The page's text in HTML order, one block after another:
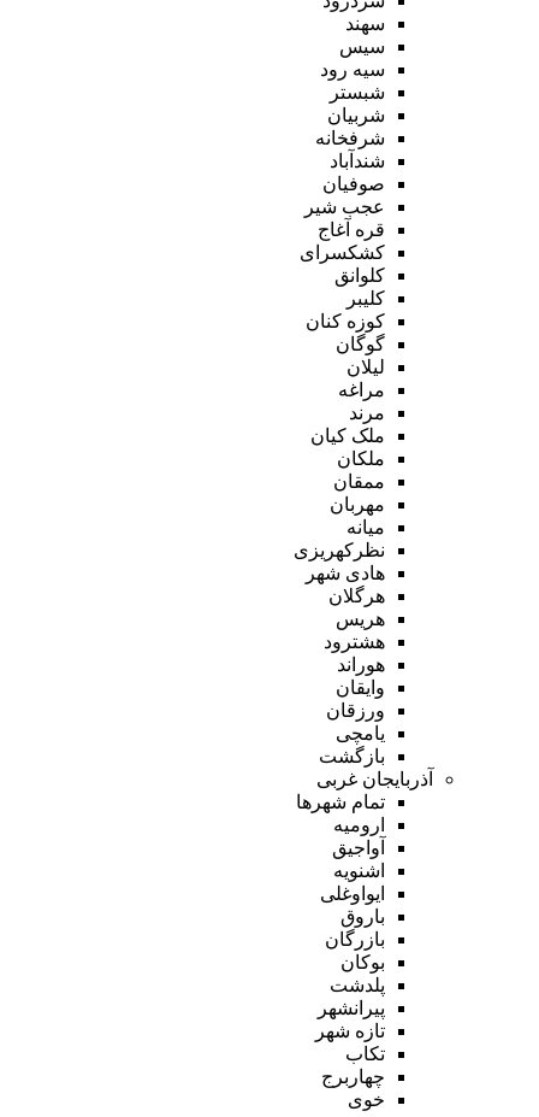
سهند
سیس
سیه رود
شبستر
شربیان
شرفخانه
شندآباد
صوفیان
عجب شیر
قره آغاج
کشکسرای
کلوانق
کلیبر
کوزه کنان
گوگان
لیلان
مراغه
مرند
ملک کیان
ملکان
ممقان
مهربان
میانه
نظرکهریزی
هادی شهر
هرگلان
هریس
هشترود
هوراند
وایقان
ورزقان
یامچی
بازگشت
آذربایجان غربی
تمام شهر‌ها
ارومیه
آواجیق
اشنویه
ایواوغلی
باروق
بازرگان
بوکان
پلدشت
پیرانشهر
تازه شهر
تکاب
چهاربرج
خوی